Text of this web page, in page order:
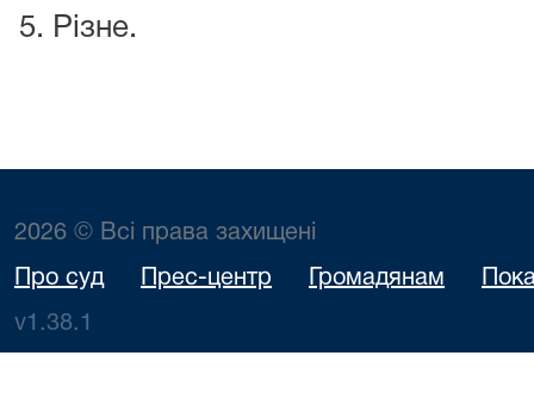
Різне.
2026 © Всі права захищені
Про суд Прес-центр Громадянам
v1.38.1